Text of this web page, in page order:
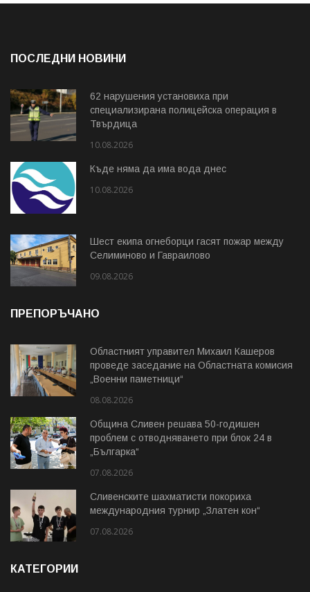
ПОСЛЕДНИ НОВИНИ
62 нарушения установиха при
специализирана полицейска операция в
Твърдица
10.08.2026
Къде няма да има вода днес
10.08.2026
Шест екипа огнеборци гасят пожар между
Селиминово и Гавраилово
09.08.2026
ПРЕПОРЪЧАНО
Областният управител Михаил Кашеров
проведе заседание на Областната комисия
„Военни паметници“
08.08.2026
Община Сливен решава 50-годишен
проблем с отводняването при блок 24 в
„Българка“
07.08.2026
Сливенските шахматисти покориха
международния турнир „Златен кон“
07.08.2026
КАТЕГОРИИ